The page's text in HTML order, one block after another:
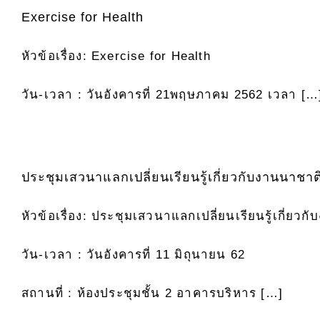
Exercise for Health
หัวข้อเรื่อง: Exercise for Health
วัน-เวลา : วันอังคารที่ 21พฤษภาคม 2562 เวลา
ประชุมเสวนาแลกเปลี่ยนเรียนรู้เกี่ยวกับงานนาชา
หัวข้อเรื่อง: ประชุมเสวนาแลกเปลี่ยนเรียนรู้เกี่ยวกั
วัน-เวลา : วันอังคารที่ 11 มิถุนายน 62
สถานที่ : ห้องประชุมชั้น 2 อาคารบริหาร […]